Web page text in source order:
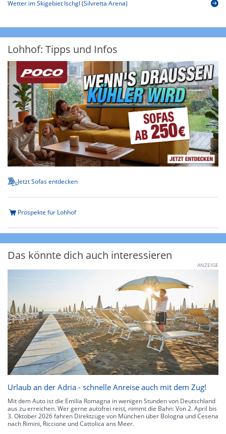
Wetter im Skigebiet Ischgl (Silvretta Arena)
Lohhof: Tipps und Infos
Jetzt Sofas entdecken
Prospekte für Lohhof
Das könnte dich auch interessieren
ANZEIGE
Urlaub an der Adria - schnelle Anreise auch mit dem Zug!
Mit dem Auto ist die Emilia Romagna in wenigen Stunden von Deutschland
aus zu erreichen. Wer gerne autofrei reist, nimmt die Bahn: Von 2. April bis
3. Oktober 2026 fahren Direktzüge von München über Bologna und Cesena
nach Rimini, Riccione und Cattolica ans Meer.